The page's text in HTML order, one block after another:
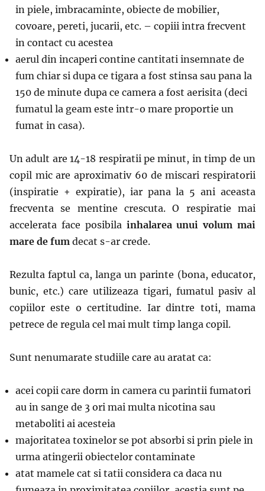
in piele, imbracaminte, obiecte de mobilier,
covoare, pereti, jucarii, etc. – copiii intra frecvent
in contact cu acestea
aerul din incaperi contine cantitati insemnate de
fum chiar si dupa ce tigara a fost stinsa sau pana la
150 de minute dupa ce camera a fost aerisita (deci
fumatul la geam este intr-o mare proportie un
fumat in casa).
Un adult are 14-18 respiratii pe minut, in timp de un
copil mic are aproximativ 60 de miscari respiratorii
(inspiratie + expiratie), iar pana la 5 ani aceasta
frecventa se mentine crescuta. O respiratie mai
accelerata face posibila inhalarea unuivolum mai
mare de fum decat s-ar crede.
Rezulta faptul ca, langa un parinte (bona, educator,
bunic, etc.) care utilizeaza tigari, fumatul pasiv al
copiilor este o certitudine. Iar dintre toti, mama
petrece de regula cel mai mult timp langa copil.
Sunt nenumarate studiile care au aratat ca:
acei copii care dorm in camera cu parintii fumatori
au in sange de 3 ori mai multa nicotina sau
metaboliti ai acesteia
majoritatea toxinelor se pot absorbi si prin piele in
urma atingerii obiectelor contaminate
atat mamele cat si tatii considera ca daca nu